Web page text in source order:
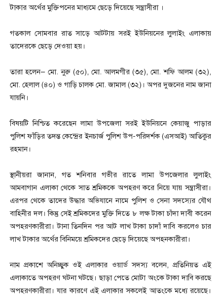
টাকার অর্থের মুক্তিপনের মাধ্যমে ছেড়ে দিয়েছে সন্ত্রাসীরা ।
গতকাল সোমবার রাত সাড়ে আটটায় সরই ইউনিয়নের লুলাইং এলাকায়
তাদেরকে ছেড়ে দেওয়া হয়।
তারা হলেন— মো. নুরু (৫০), মো. আলমগীর (৩৫), মো. শফি আলম (৩২),
মো. হেলাল (৪০) ও গাড়ি চালক মো. জামাল (৩২)। অপর দুজনের নাম জানা
যায়নি।
বিষয়টি নিশ্চিত করেছেন লামা উপজেলা সরই ইউনিয়নে কেয়াজু পাড়ার
পুলিশ ফাঁড়ির তদন্ত কেন্দ্রের ইনচার্জ পুলিশ উপ-পরিদর্শক (এসআই) আতিকুর
রহমান।
স্থানীয়রা জানান, গত শনিবার গভীর রাতে লামা উপজেলার লুলাইং
আমবাগান এলাকা থেকে সাত শ্রমিককে অপহরণ করে নিয়ে যায় সন্ত্রাসীরা।
এরপর থেকে তাদের উদ্ধার অভিযানে নামে পুলিশ ও সেনা সদস্যের যৌথ
বাহিনীর দল। কিন্তু সেই শ্রমিকদের মুক্তি দিতে ৮ লক্ষ টাকা চাঁদা দাবী করেন
অপহরণকারীরা। টানা তিনদিন পর আট লাখ টাকা চাদাঁ দাবি করলেও চার
লাখ টাকার অর্থের বিনিময়ে শ্রমিকদের ছেড়ে দিয়েছে অপহনকারীরা।
নাম প্রকাশে অনিচ্ছুক ওই এলাকার ওয়ার্ড সদস্য বলেন, প্রতিনিয়ত এই
এলাকাতে অপহরণ ঘটনা ঘটছে। ছাড়া পেতে মোটা অংকে টাকা দাবি করছে
অপহরণকারীরা। যার কারণে এই এলাকার সকলেই আতংকে মধ্যে রয়েছে।